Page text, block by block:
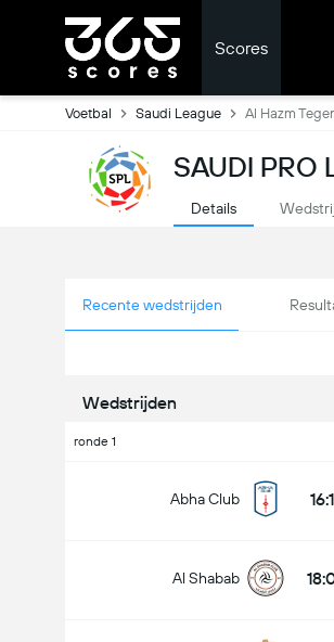
Scores
Voetbal Saudi League Al Hazm
SAUDI PRO
Details
Recente wedstrijden
Wedstrijden
ronde 1
Abha Club
Al Shabab